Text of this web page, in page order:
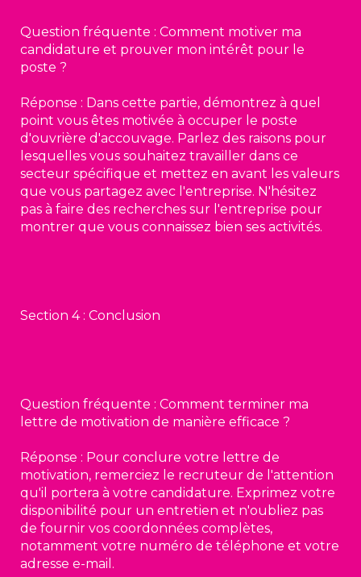
Question fréquente : Comment motiver ma
candidature et prouver mon intérêt pour le
poste ?
Réponse : Dans cette partie, démontrez à quel
point vous êtes motivée à occuper le poste
d'ouvrière d'accouvage. Parlez des raisons pour
lesquelles vous souhaitez travailler dans ce
secteur spécifique et mettez en avant les valeurs
que vous partagez avec l'entreprise. N'hésitez
pas à faire des recherches sur l'entreprise pour
montrer que vous connaissez bien ses activités.
Section 4 : Conclusion
Question fréquente : Comment terminer ma
lettre de motivation de manière efficace ?
Réponse : Pour conclure votre lettre de
motivation, remerciez le recruteur de l'attention
qu'il portera à votre candidature. Exprimez votre
disponibilité pour un entretien et n'oubliez pas
de fournir vos coordonnées complètes,
notamment votre numéro de téléphone et votre
adresse e-mail.